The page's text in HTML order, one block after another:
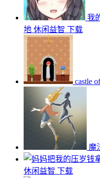
我
地 休闲益智 下载
castle
魔
休闲益智 下载